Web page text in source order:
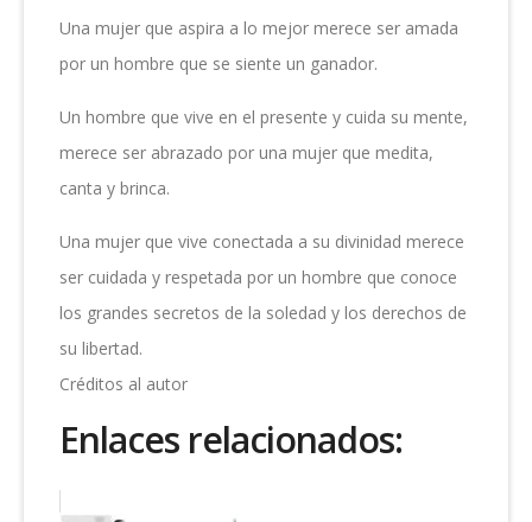
Una mujer que aspira a lo mejor merece ser amada
por un hombre que se siente un ganador.
Un hombre que vive en el presente y cuida su mente,
merece ser abrazado por una mujer que medita,
canta y brinca.
Una mujer que vive conectada a su divinidad merece
ser cuidada y respetada por un hombre que conoce
los grandes secretos de la soledad y los derechos de
su libertad.
Créditos al autor
Enlaces relacionados: